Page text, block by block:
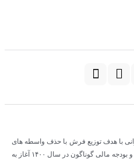
با هدف توزیع فرش با حذف واسطه های
بودجه مالی گوناگون در سال
آغاز به